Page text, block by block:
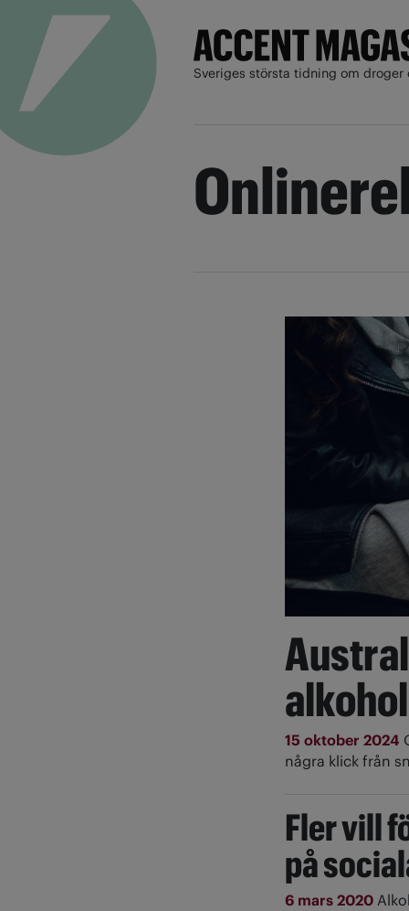
Sveriges största tidning om droger
15 oktober 2024
några klick från
Fler vill
på
6 mars 2020